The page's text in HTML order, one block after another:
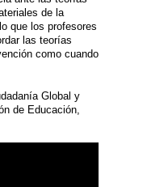
de la
que los profesores
las teorías
como cuando
Global y
de Educación,